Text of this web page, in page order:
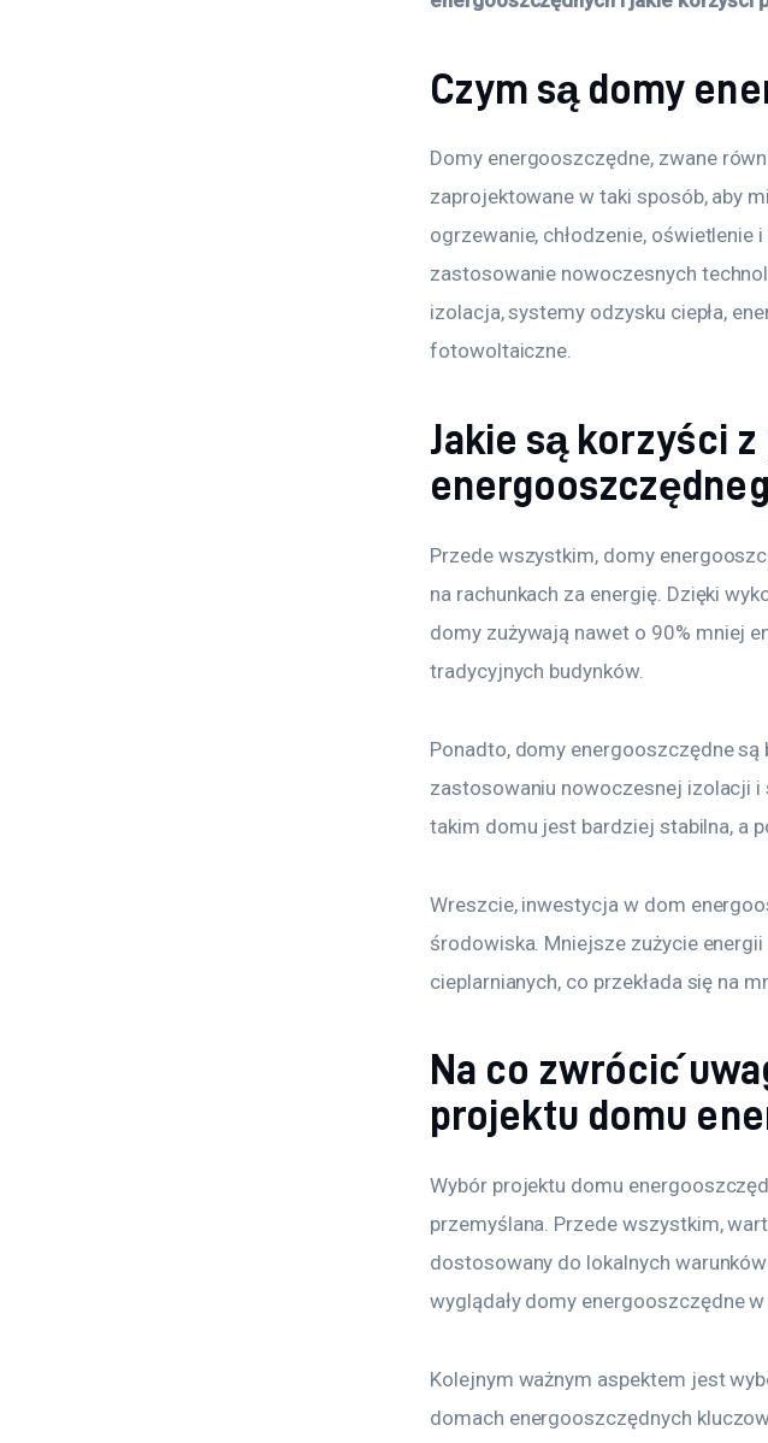
Czym są domy
Domy energooszczędne, zwane
zaprojektowane w taki sposób, aby
ogrzewanie, chłodzenie, oświetlenie
zastosowanie nowoczesnych
izolacja, systemy odzysku ciepła,
fotowoltaiczne.
Jakie są korzyści
Przede wszystkim, domy
na rachunkach za energię. Dzięki
domy zużywają nawet o 90% mniej
tradycyjnych budynków.
Ponadto, domy energooszczędne
zastosowaniu nowoczesnej izolacji i
takim domu jest bardziej stabilna, a
Wreszcie, inwestycja w dom
środowiska. Mniejsze zużycie
cieplarnianych, co przekłada się na
Na co zwrócić
projektu domu
Wybór projektu domu
przemyślana. Przede wszystkim,
dostosowany do lokalnych
wyglądały domy energooszczędne
Kolejnym ważnym aspektem jest
domach energooszczędnych